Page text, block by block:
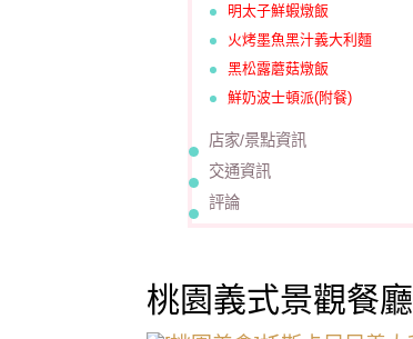
明太子鮮蝦燉飯
火烤墨魚黑汁義大利麵
黑松露蘑菇燉飯
鮮奶波士頓派(附餐)
店家/景點資訊
交通資訊
評論
桃園義式景觀餐廳